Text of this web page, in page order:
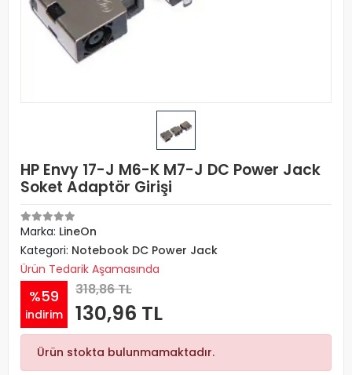
HP Envy 17-J M6-K M7-J DC Power Jack
Soket Adaptör Girişi
Marka: LineOn
Kategori: Notebook DC Power Jack
Ürün Tedarik Aşamasında
%59
indirim
318,86 TL
130,96 TL
Ürün stokta bulunmamaktadır.